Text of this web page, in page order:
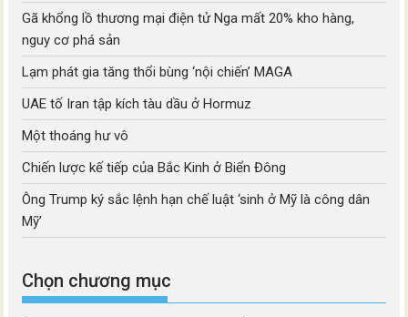
Gã khổng lồ thương mại điện tử Nga mất 20% kho hàng,
nguy cơ phá sản
Lạm phát gia tăng thổi bùng ‘nội chiến’ MAGA
UAE tố Iran tập kích tàu dầu ở Hormuz
Một thoáng hư vô
Chiến lược kế tiếp của Bắc Kinh ở Biển Đông
Ông Trump ký sắc lệnh hạn chế luật ‘sinh ở Mỹ là công dân
Mỹ’
Chọn chương mục